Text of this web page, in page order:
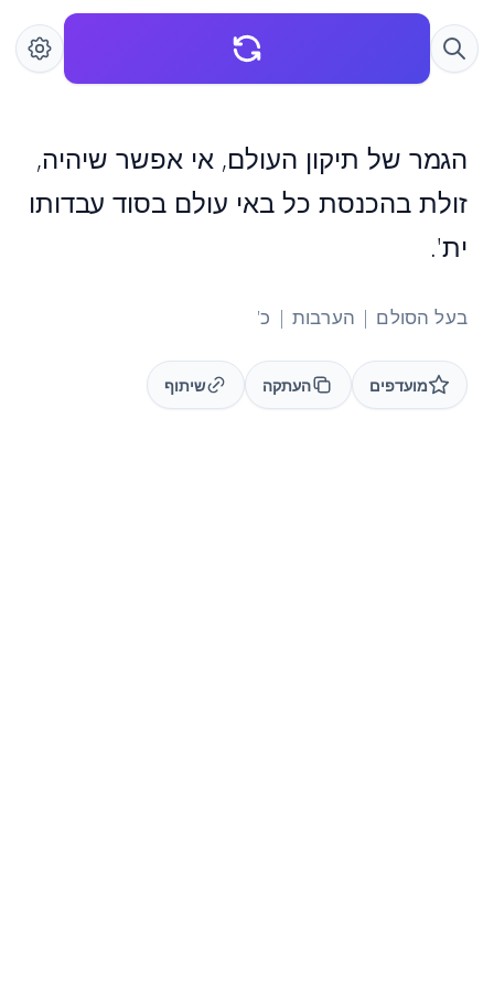
הגמר של תיקון העולם, אי אפשר שיהיה,
זולת בהכנסת כל באי עולם בסוד עבדותו
ית'.
בעל הסולם | הערבות | כ'
מועדפים העתקה שיתוף